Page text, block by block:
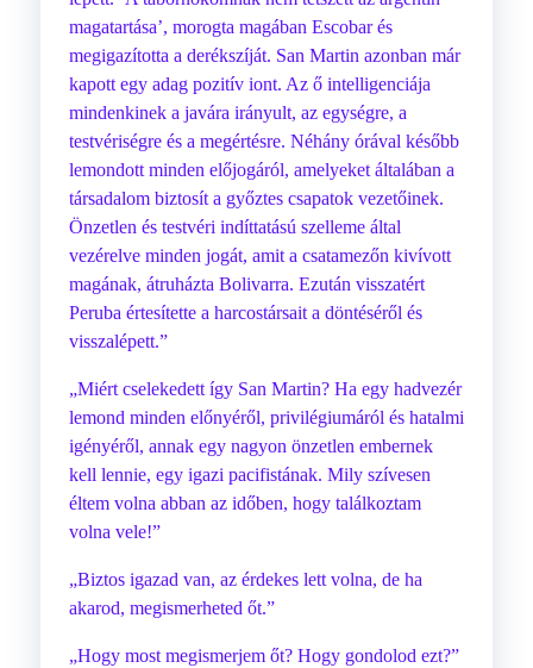
magatartása’, morogta magában Escobar és
megigazította a derékszíját. San Martin azonban már
kapott egy adag pozitív iont. Az ő intelligenciája
mindenkinek a javára irányult, az egységre, a
testvériségre és a megértésre. Néhány órával később
lemondott minden előjogáról, amelyeket általában a
társadalom biztosít a győztes csapatok vezetőinek.
Önzetlen és testvéri indíttatású szelleme által
vezérelve minden jogát, amit a csatamezőn kivívott
magának, átruházta Bolivarra. Ezután visszatért
Peruba értesítette a harcostársait a döntéséről és
visszalépett.”
„Miért cselekedett így San Martin? Ha egy hadvezér
lemond minden előnyéről, privilégiumáról és hatalmi
igényéről, annak egy nagyon önzetlen embernek
kell lennie, egy igazi pacifistának. Mily szívesen
éltem volna abban az időben, hogy találkoztam
volna vele!”
„Biztos igazad van, az érdekes lett volna, de ha
akarod, megismerheted őt.”
„Hogy most megismerjem őt? Hogy gondolod ezt?”